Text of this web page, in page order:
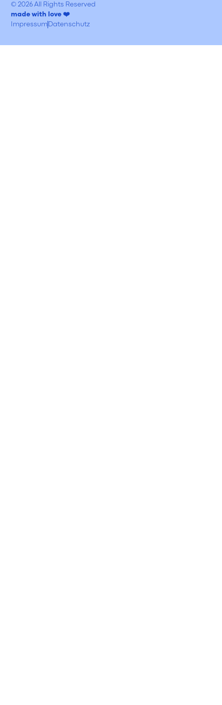
© 2026 All Rights Reserved
made with love ❤️
Impressum
Datenschutz